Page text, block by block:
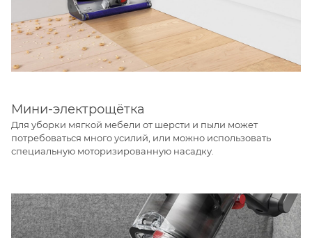
Мини-электрощётка
Для уборки мягкой мебели от шерсти и пыли может
потребоваться много усилий, или можно использовать
специальную моторизированную насадку.